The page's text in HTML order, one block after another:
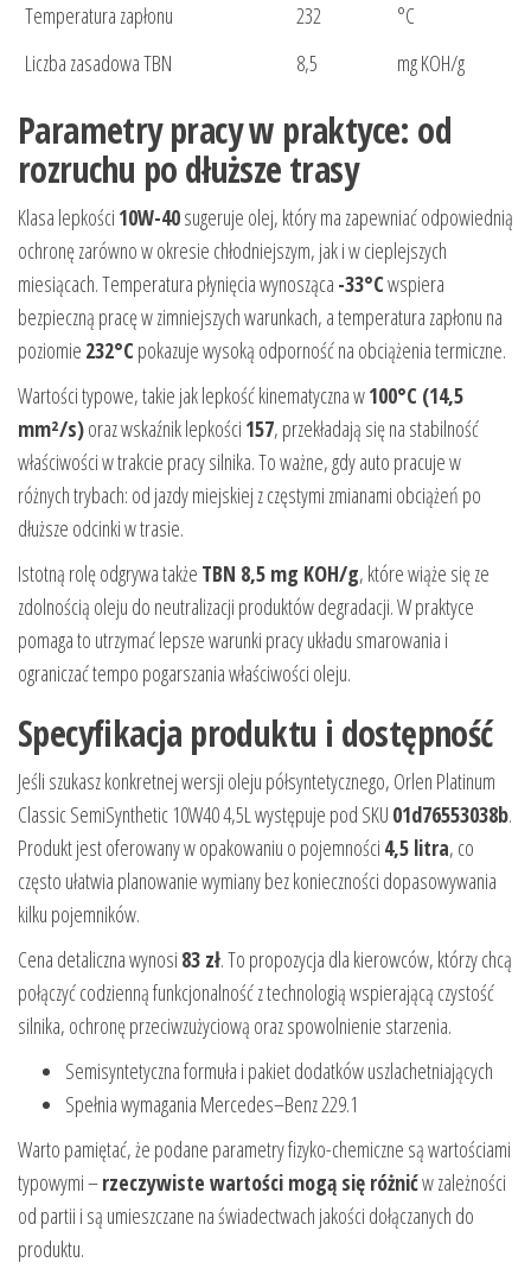
Temperatura zapłonu
232
°C
Liczba zasadowa TBN
8,5 mg KOH/g
Parametry pracy w praktyce: od
rozruchu po dłuższe trasy
Klasa lepkości 10W-40sugeruje olej, który ma zapewniać odpowiednią
ochronę zarówno w okresie chłodniejszym, jak i w cieplejszych
miesiącach. Temperatura płynięcia wynosząca -33°Cwspiera
bezpieczną pracę w zimniejszych warunkach, a temperatura zapłonu na
poziomie 232°C pokazuje wysoką odporność na obciążenia termiczne.
Wartości typowe, takie jak lepkość kinematyczna w100°C (14,5
mm²/s)oraz wskaźnik lepkości 157, przekładają się na stabilność
właściwości w trakcie pracy silnika. To ważne, gdy auto pracuje w
różnych trybach: od jazdy miejskiej z częstymi zmianami obciążeń po
dłuższe odcinki w trasie.
Istotną rolę odgrywa także TBN 8,5 mg KOH/g, które wiąże się ze
zdolnością oleju do neutralizacji produktów degradacji. W praktyce
pomaga to utrzymać lepsze warunki pracy układu smarowania i
ograniczać tempo pogarszania właściwości oleju.
Specyfikacja produktu i dostępność
Jeśli szukasz konkretnej wersji oleju półsyntetycznego, Orlen Platinum
Classic SemiSynthetic 10W40 4,5L występuje pod SKU 01d76553038b.
Produkt jest oferowany w opakowaniu o pojemności 4,5 litra, co
często ułatwia planowanie wymiany bez konieczności dopasowywania
kilku pojemników.
Cena detaliczna wynosi 83 zł. To propozycja dla kierowców, którzy chcą
połączyć codzienną funkcjonalność z technologią wspierającą czystość
silnika, ochronę przeciwzużyciową oraz spowolnienie starzenia.
Semisyntetyczna formuła i pakiet dodatków uszlachetniających
Spełnia wymagania Mercedes–Benz 229.1
Warto pamiętać, że podane parametry fizyko-chemiczne są wartościami
typowymi –rzeczywiste wartości mogą się różnićw zależności
od partii i są umieszczane na świadectwach jakości dołączanych do
produktu.